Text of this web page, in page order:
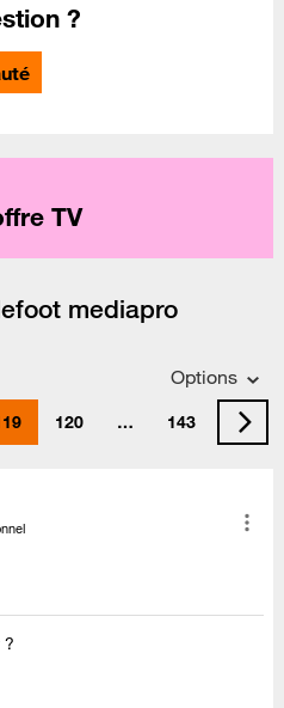
?
TV
mediapro
Options
120 … 143
?